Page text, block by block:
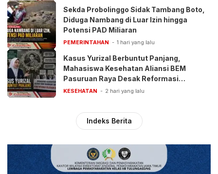
Sekda Probolinggo Sidak Tambang Boto,
Diduga Nambang di Luar Izin hingga
Potensi PAD Miliaran
PEMERINTAHAN 1 hari yang lalu
Kasus Yurizal Berbuntut Panjang,
Mahasiswa Kesehatan Aliansi BEM
Pasuruan Raya Desak Reformasi
Pelayanan BPJS
KESEHATAN 2 hari yang lalu
Indeks Berita